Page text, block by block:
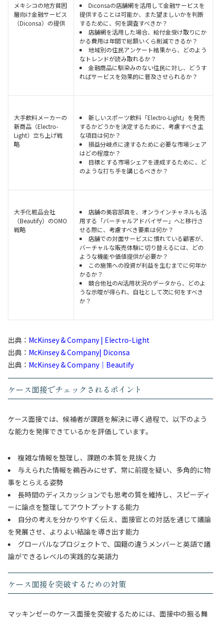
メキシコの地方貧困
層向け金融サービス
（Diconsa）の提供
Diconsaの店舗網を活用して金融サービスを
提供することは可能か、また望ましいかを判断
するために、何を調査すべきか？
店舗網を活用した場合、給付金受け取りにか
かる費用は年間で総額いくら削減できるか？
地域別の住民アンケート結果から、どのよう
なトレンドが読み取れるか？
金融商品に馴染みのない住民に対し、どうす
ればサービスを効果的に普及させられるか？
大手飲料メーカーの
新商品（Electro-
Light）立ち上げ戦
略
新しいスポーツ飲料「Electro-Light」を発売
するかどうかを決定するために、考慮すべき主
な項目は何か？
損益分岐点に達するために必要な市場シェア
はどの程度か？
目標とする市場シェアを達成するために、ど
のような打ち手を講じるべきか？
大手化粧品会社
（Beautify）のOMO
戦略
店舗の美容部員を、オンラインチャネルも活
用する「バーチャルアドバイザー」へと移行さ
せる際に、考慮すべき要素は何か？
店舗での対面サービスに慣れている顧客が、
バーチャルな販売体験に切り替えるには、どの
ような機能や価値提供が必要か？
この施策への投資が利益を生むまでに何年か
かるか？
競合他社のAI活用状況のデータから、どのよ
うな示唆が得られ、自社として次に何をすべき
か？
出典： McKinsey & Company | Electro-Light
出典： McKinsey & Company| Diconsa
出典： McKinsey & Company｜Beautify
ケース面接でチェックされるポイント
ケース面接では、候補者が課題を解決に導く過程で、以下のよう
な能力を発揮できているかを評価しています。
複雑な情報を整理し、課題の本質を見抜く力
与えられた情報を鵜呑みにせず、常に前提を疑い、多角的に物
事をとらえる姿勢
長時間のディスカッションでも思考の質を維持し、スピーディ
ーに論点を整理してアウトプットする能力
自分の考えを分かりやすく伝え、面接官との対話を通じて議論
を発展させ、よりよい結論を導き出す能力
グローバルなプロジェクトで、国籍の違うメンバーと英語で議
論ができるレベルの実践的な英語力
ケース面接を突破するための対策
マッキンゼーのケース面接を突破するためには、面接中の振る舞